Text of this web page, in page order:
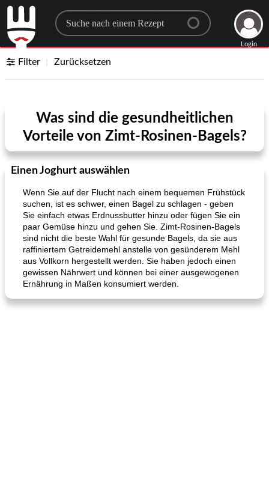
Search for a recipe
Login
Filter Zurücksetzen
Was sind die gesundheitlichen
Vorteile von Zimt-Rosinen-Bagels?
Einen Joghurt auswählen
Wenn Sie auf der Flucht nach einem bequemen Frühstück
suchen, ist es schwer, einen Bagel zu schlagen - geben
Sie einfach etwas Erdnussbutter hinzu oder fügen Sie ein
paar Gemüse hinzu und gehen Sie. Zimt-Rosinen-Bagels
sind nicht die beste Wahl für gesunde Bagels, da sie aus
raffiniertem Getreidemehl anstelle von gesünderem Mehl
aus Vollkorn hergestellt werden. Sie haben jedoch einen
gewissen Nährwert und können bei einer ausgewogenen
Ernährung in Maßen konsumiert werden.